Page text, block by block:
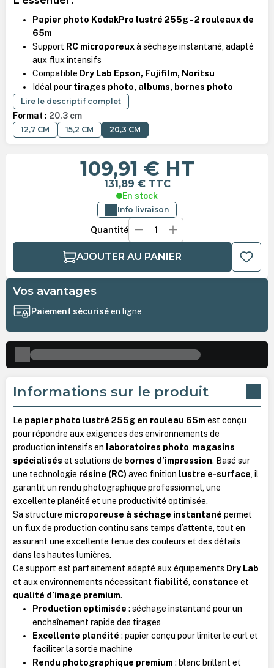
Papier photo KodakPro lustré 255g - 2 rouleaux de
65m
Support RC microporeuxà séchage instantané, adapté
aux flux intensifs
Compatible Dry Lab Epson, Fujifilm, Noritsu
Idéal pour tirages photo, albums, bornes photo
Lire le descriptif complet
Format : 20,3 cm
12,7 CM 15,2 CM 20,3 CM
109,91 € HT
131,89 € TTC
En stock
Info livraison
Quantité
AJOUTER AU PANIER
Vos avantages
Paiement sécuriséen ligne
Informations sur le produit
Le papier photo lustré 255g en rouleau 65m est conçu
pour répondre aux exigences des environnements de
production intensifs en laboratoires photo, magasins
spécialisés et solutions de bornes d’impression. Basé sur
une technologie résine (RC) avec finition lustre e-surface, il
garantit un rendu photographique professionnel, une
excellente planéité et une productivité optimisée.
Sa structure microporeuse à séchage instantané permet
un flux de production continu sans temps d’attente, tout en
assurant une excellente tenue des couleurs et des détails
dans les hautes lumières.
Ce support est parfaitement adapté aux équipements Dry Lab
et aux environnements nécessitant fiabilité, constance et
qualité d’image premium.
Production optimisée : séchage instantané pour un
enchaînement rapide des tirages
Excellente planéité : papier conçu pour limiter le curl et
faciliter la sortie machine
Rendu photographique premium : blanc brillant et